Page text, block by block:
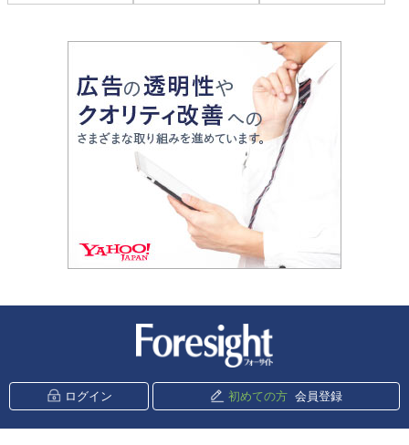
ログイン 初めての方 会員登録